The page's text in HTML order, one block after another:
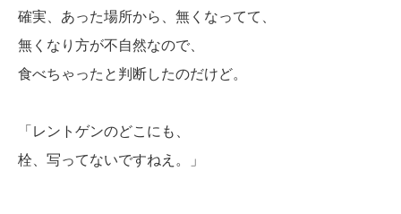
確実、あった場所から、無くなってて、
無くなり方が不自然なので、
食べちゃったと判断したのだけど。
「レントゲンのどこにも、
栓、写ってないですねえ。」